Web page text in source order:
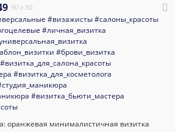
90 x 50
#визажисты#салоны_красоты
#личная_визитка
#брови_визитка
#визитка_для_салона_красоты
#визитка_для_косметолога
#визитка_бьюти_мастера